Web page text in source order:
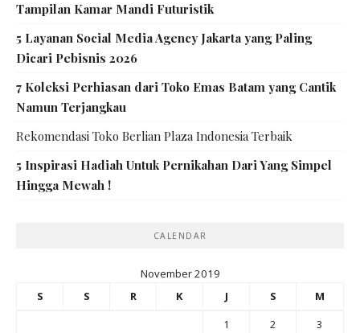
Tampilan Kamar Mandi Futuristik
5 Layanan Social Media Agency Jakarta yang Paling
Dicari Pebisnis 2026
7 Koleksi Perhiasan dari Toko Emas Batam yang Cantik
Namun Terjangkau
Rekomendasi Toko Berlian Plaza Indonesia Terbaik
5 Inspirasi Hadiah Untuk Pernikahan Dari Yang Simpel
Hingga Mewah !
CALENDAR
November 2019
S
S R K J S
M
1
2
3